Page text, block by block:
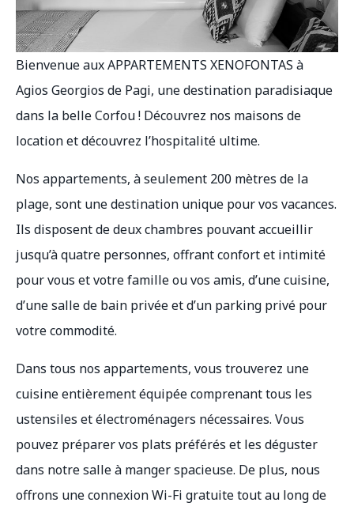
Bienvenue aux APPARTEMENTS XENOFONTAS à
Agios Georgios de Pagi, une destination paradisiaque
dans la belle Corfou ! Découvrez nos maisons de
location et découvrez l’hospitalité ultime.
Nos appartements, à seulement 200 mètres de la
plage, sont une destination unique pour vos vacances.
Ils disposent de deux chambres pouvant accueillir
jusqu’à quatre personnes, offrant confort et intimité
pour vous et votre famille ou vos amis, d’une cuisine,
d’une salle de bain privée et d’un parking privé pour
votre commodité.
Dans tous nos appartements, vous trouverez une
cuisine entièrement équipée comprenant tous les
ustensiles et électroménagers nécessaires. Vous
pouvez préparer vos plats préférés et les déguster
dans notre salle à manger spacieuse. De plus, nous
offrons une connexion Wi-Fi gratuite tout au long de